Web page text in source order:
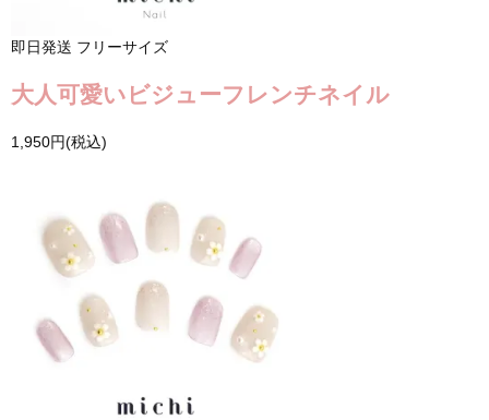
即日発送 フリーサイズ
大人可愛いビジューフレンチネイル
1,950円(税込)